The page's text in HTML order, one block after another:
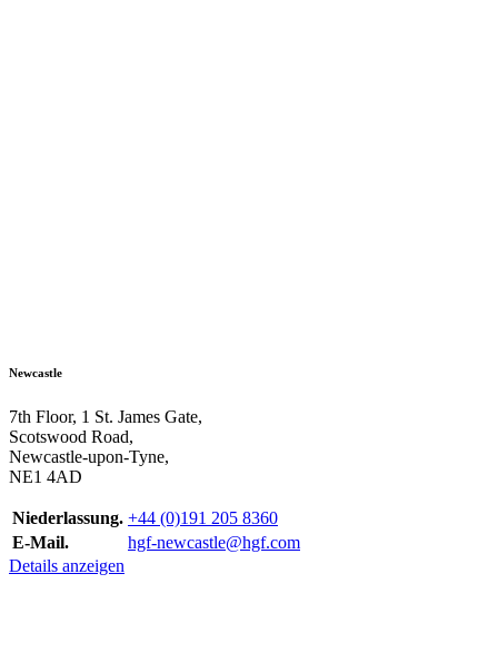
Newcastle
7th Floor, 1 St. James Gate,
Scotswood Road,
Newcastle-upon-Tyne,
NE1 4AD
Niederlassung. +44 (0)191 205 8360
E-Mail.
hgf-newcastle@hgf.com
Details anzeigen